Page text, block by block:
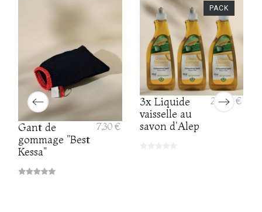
Gant de
gommage "Best
Kessa"
7,30 €
3x Liquide
vaisselle au
savon d'Alep
20,00 €
PACK